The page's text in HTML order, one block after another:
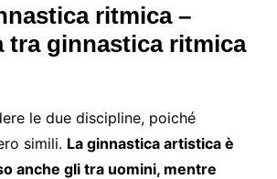
ritmica –
tra ginnastica ritmica
le due discipline, poiché
simili. La ginnastica artistica è
anche gli tra uomini, mentre